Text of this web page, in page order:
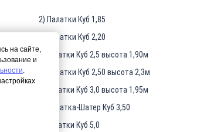
2) Палатки Куб 1,85
3) Палатки Куб 2,20
4)Палатки Куб 2,5 высота 1,90м
5) Палатки Куб 2,50 высота 2,3м
6)Палатки Куб 3,0 высота 1,95м
7) Палатка-Шатер Куб 3,50
8)Палатки Куб 5,0
на сайте,
и
.